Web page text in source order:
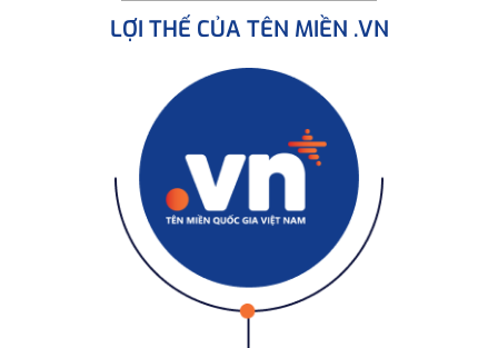
LỢI THẾ CỦA TÊN MIỀN .VN